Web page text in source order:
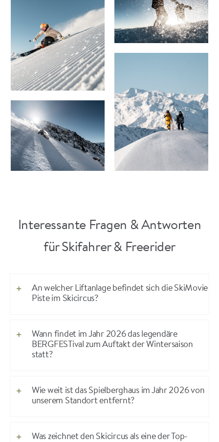
Interessante Fragen & Antworten
für Skifahrer & Freerider
An welcher Liftanlage befindet sich die SkiMovie
Piste im Skicircus?
Wann findet im Jahr 2026 das legendäre
BERGFESTival zum Auftakt der Wintersaison
statt?
Wie weit ist das Spielberghaus im Jahr 2026 von
unserem Standort entfernt?
Was zeichnet den Skicircus als eine der Top-